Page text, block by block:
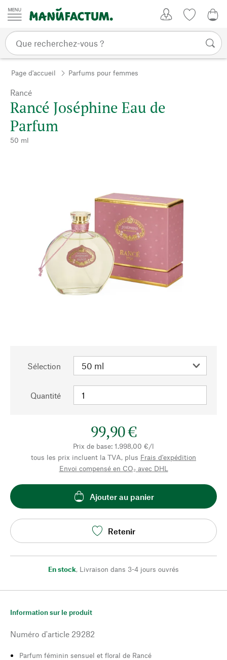
Passer au contenu
Page d'accueil Parfums pour femmes
Rancé
Rancé Joséphine Eau de
Parfum
50 ml
Sélection
Quantité
99,90 €
Prix de base: 1.998,00 €/l
tous les prix incluent la TVA, plus Frais d'expédition
Envoi compensé en CO₂ avec DHL
Ajouter au panier
Retenir
En stock, Livraison dans 3-4 jours ouvrés
Information sur le produit
Numéro d'article 29282
Parfum féminin sensuel et floral de Rancé